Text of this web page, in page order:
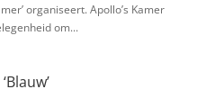
organiseert. Apollo’s Kamer
om...